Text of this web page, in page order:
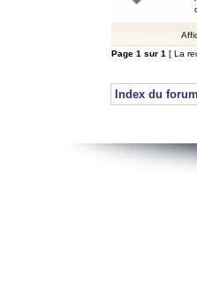
Page 1 sur 1 [ La
Index du forum